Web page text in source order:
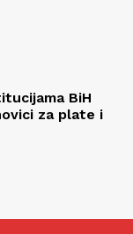
BiH
za plate i